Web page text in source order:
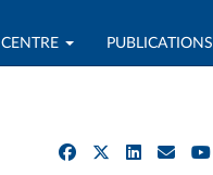
CENTRE PUBLICATIONS